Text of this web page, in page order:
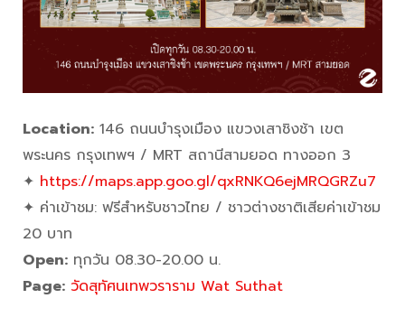
Location: 146 ถนนบำรุงเมือง แขวงเสาชิงช้า เขต
พระนคร กรุงเทพฯ / MRT สถานีสามยอด ทางออก 3
✦ https://maps.app.goo.gl/qxRNKQ6ejMRQGRZu7
✦ ค่าเข้าชม: ฟรีสำหรับชาวไทย / ชาวต่างชาติเสียค่าเข้าชม
20 บาท
Open: ทุกวัน 08.30-20.00 น.
Page: วัดสุทัศนเทพวราราม Wat Suthat